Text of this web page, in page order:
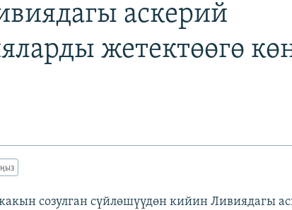
аскерий
жетектөөгө
созулган сүйлөшүүдөн кийин Ливиядагы